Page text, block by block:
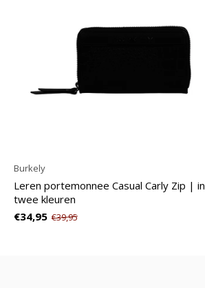
Burkely
Leren portemonnee Casual Carly Zip | in
twee kleuren
€34,95 €39,95